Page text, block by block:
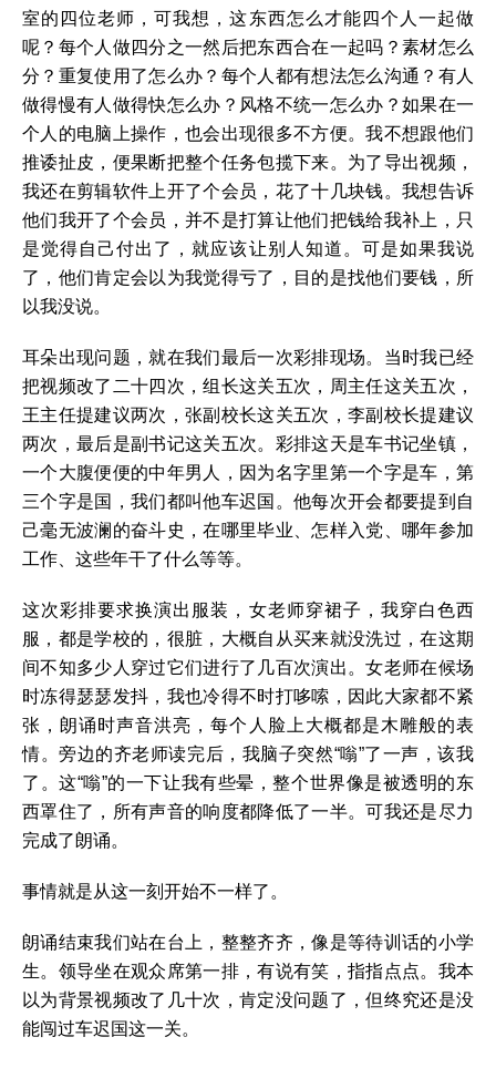
室的四位老师，可我想，这东西怎么才能四个人一起做
呢？每个人做四分之一然后把东西合在一起吗？素材怎么
分？重复使用了怎么办？每个人都有想法怎么沟通？有人
做得慢有人做得快怎么办？风格不统一怎么办？如果在一
个人的电脑上操作，也会出现很多不方便。我不想跟他们
推诿扯皮，便果断把整个任务包揽下来。为了导出视频，
我还在剪辑软件上开了个会员，花了十几块钱。我想告诉
他们我开了个会员，并不是打算让他们把钱给我补上，只
是觉得自己付出了，就应该让别人知道。可是如果我说
了，他们肯定会以为我觉得亏了，目的是找他们要钱，所
以我没说。
耳朵出现问题，就在我们最后一次彩排现场。当时我已经
把视频改了二十四次，组长这关五次，周主任这关五次，
王主任提建议两次，张副校长这关五次，李副校长提建议
两次，最后是副书记这关五次。彩排这天是车书记坐镇，
一个大腹便便的中年男人，因为名字里第一个字是车，第
三个字是国，我们都叫他车迟国。他每次开会都要提到自
己毫无波澜的奋斗史，在哪里毕业、怎样入党、哪年参加
工作、这些年干了什么等等。
这次彩排要求换演出服装，女老师穿裙子，我穿白色西
服，都是学校的，很脏，大概自从买来就没洗过，在这期
间不知多少人穿过它们进行了几百次演出。女老师在候场
时冻得瑟瑟发抖，我也冷得不时打哆嗦，因此大家都不紧
张，朗诵时声音洪亮，每个人脸上大概都是木雕般的表
情。旁边的齐老师读完后，我脑子突然“嗡”了一声，该我
了。这“嗡”的一下让我有些晕，整个世界像是被透明的东
西罩住了，所有声音的响度都降低了一半。可我还是尽力
完成了朗诵。
事情就是从这一刻开始不一样了。
朗诵结束我们站在台上，整整齐齐，像是等待训话的小学
生。领导坐在观众席第一排，有说有笑，指指点点。我本
以为背景视频改了几十次，肯定没问题了，但终究还是没
能闯过车迟国这一关。